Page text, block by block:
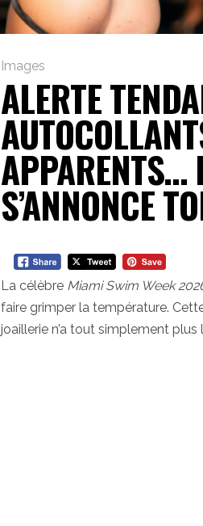
Images
ALERTE
APPARENTS…
S’ANNONCE
La célèbre Miami Swim Week
faire grimper la température.
joaillerie n’a tout simplement plus